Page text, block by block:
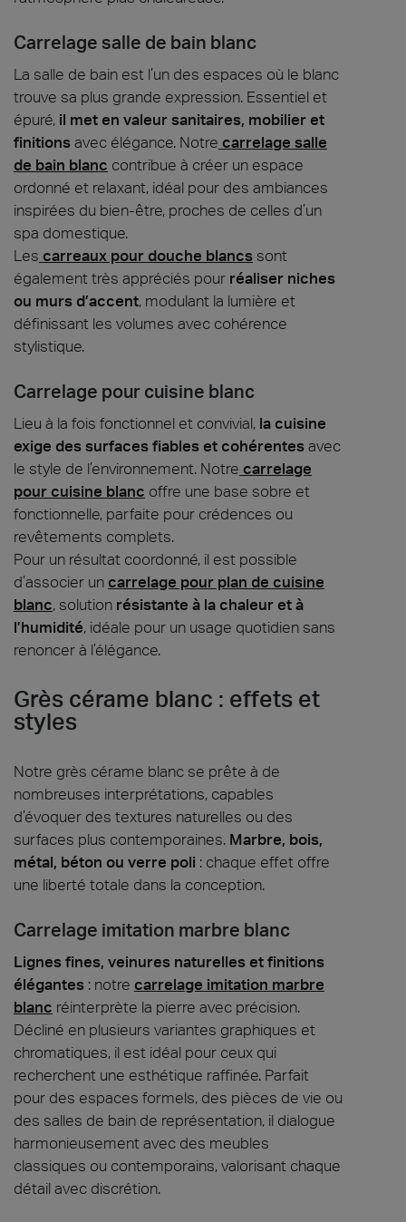
Carrelage salle de bain blanc
La salle de bain est l’un des espaces où le blanc
trouve sa plus grande expression. Essentiel et
épuré, il met en valeur sanitaires, mobilier et
finitionsavec élégance. Notre carrelage salle
de bain blanc contribue à créer un espace
ordonné et relaxant, idéal pour des ambiances
inspirées du bien-être, proches de celles d’un
spa domestique.
Les carreaux pour douche blancs sont
également très appréciés pour réaliser niches
ou murs d’accent, modulant la lumière et
définissant les volumes avec cohérence
stylistique.
Carrelage pour cuisine blanc
Lieu à la fois fonctionnel et convivial, la cuisine
exige des surfaces fiables et cohérentesavec
le style de l’environnement. Notre carrelage
pour cuisine blanc offre une base sobre et
fonctionnelle, parfaite pour crédences ou
revêtements complets.
Pour un résultat coordonné, il est possible
d’associer un carrelage pour plan de cuisine
blanc, solution résistante à la chaleur et à
l’humidité, idéale pour un usage quotidien sans
renoncer à l’élégance.
Grès cérame blanc : effets et
styles
Notre grès cérame blanc se prête à de
nombreuses interprétations, capables
d’évoquer des textures naturelles ou des
surfaces plus contemporaines. Marbre, bois,
métal, béton ou verre poli : chaque effet offre
une liberté totale dans la conception.
Carrelage imitation marbre blanc
Lignes fines, veinures naturelles et finitions
élégantes : notre carrelage imitation marbre
blanc réinterprète la pierre avec précision.
Décliné en plusieurs variantes graphiques et
chromatiques, il est idéal pour ceux qui
recherchent une esthétique raffinée. Parfait
pour des espaces formels, des pièces de vie ou
des salles de bain de représentation, il dialogue
harmonieusement avec des meubles
classiques ou contemporains, valorisant chaque
détail avec discrétion.